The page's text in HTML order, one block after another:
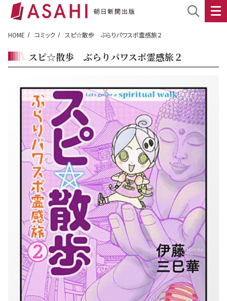
HOME コミック スピ☆散歩 ぶらりパワスポ霊感旅２
スピ☆散歩 ぶらりパワスポ霊感旅２